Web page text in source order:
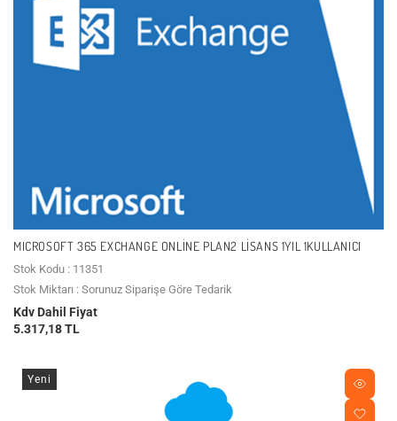
MICROSOFT 365 EXCHANGE ONLINE PLAN2 LISANS 1YIL 1KULLANICI
Stok Kodu : 11351
Stok Miktarı : Sorunuz Siparişe Göre Tedarik
Kdv Dahil Fiyat
5.317,18 TL
Yeni